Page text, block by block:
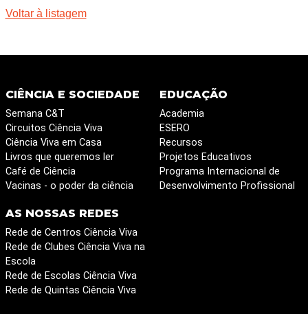
Voltar à listagem
CIÊNCIA E SOCIEDADE
Semana C&T
Circuitos Ciência Viva
Ciência Viva em Casa
Livros que queremos ler
Café de Ciência
Vacinas - o poder da ciência
EDUCAÇÃO
Academia
ESERO
Recursos
Projetos Educativos
Programa Internacional de
Desenvolvimento Profissional
AS NOSSAS REDES
Rede de Centros Ciência Viva
Rede de Clubes Ciência Viva na
Escola
Rede de Escolas Ciência Viva
Rede de Quintas Ciência Viva